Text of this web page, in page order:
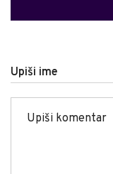
Upiši ime